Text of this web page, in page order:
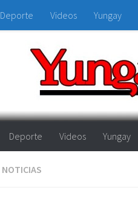
Deporte Videos Yungay
Deporte Videos Yungay
NOTICIAS